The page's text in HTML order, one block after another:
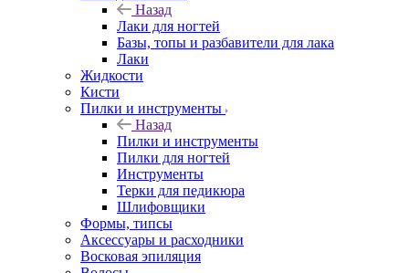
Назад
Лаки для ногтей
Базы, топы и разбавители для лака
Лаки
Жидкости
Кисти
Пилки и инструменты
Назад
Пилки и инструменты
Пилки для ногтей
Инструменты
Терки для педикюра
Шлифовщики
Формы, типсы
Аксессуары и расходники
Восковая эпиляция